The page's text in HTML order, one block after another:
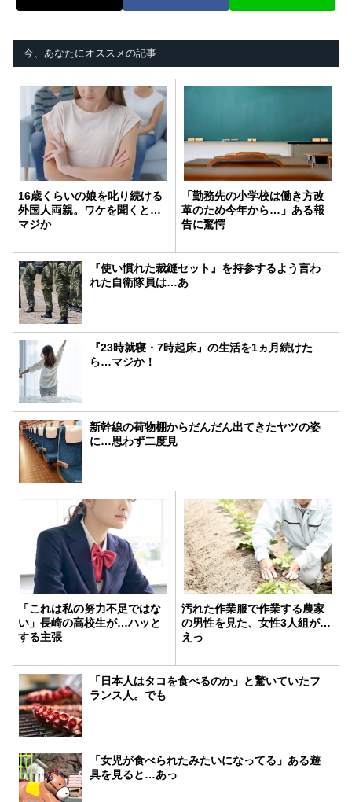
今、あなたにオススメの記事
16歳くらいの娘を叱り続ける
外国人両親。ワケを聞くと…
マジか
「勤務先の小学校は働き方改
革のため今年から…」ある報
告に驚愕
『使い慣れた裁縫セット』を持参するよう言わ
れた自衛隊員は…あ
『23時就寝・7時起床』の生活を1ヵ月続けた
ら…マジか！
新幹線の荷物棚からだんだん出てきたヤツの姿
に…思わず二度見
「これは私の努力不足ではな
い」長崎の高校生が…ハッと
する主張
汚れた作業服で作業する農家
の男性を見た、女性3人組が…
えっ
「日本人はタコを食べるのか」と驚いていたフ
ランス人。でも
「女児が食べられたみたいになってる」ある遊
具を見ると…あっ